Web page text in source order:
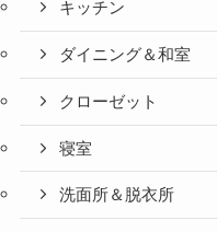
キッチン
ダイニング＆和室
クローゼット
寝室
洗面所＆脱衣所